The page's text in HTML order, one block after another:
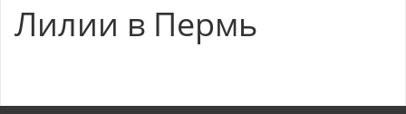
Лилии в Пермь